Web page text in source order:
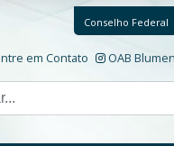
Conselho Federal
em Contato OAB